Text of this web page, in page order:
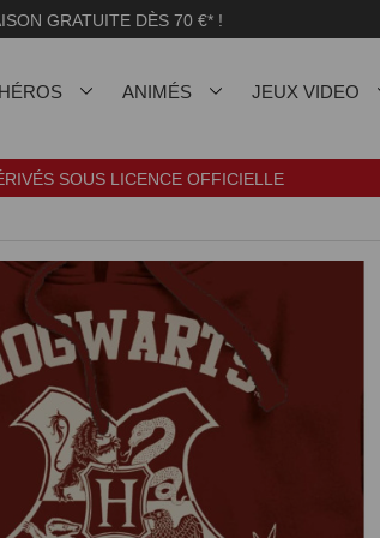
GRATUITE DÈS 70 €* !
ANIMÉS JEUX VIDEO
SOUS LICENCE OFFICIELLE